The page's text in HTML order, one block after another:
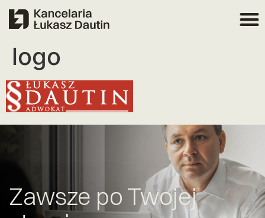
logo
Zawsze po Twojej